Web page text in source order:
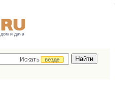
дом и дача
Искать
везде